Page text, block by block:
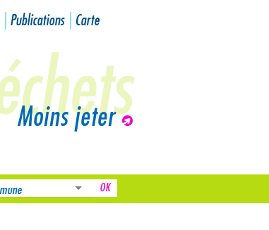
Publications Carte
Moins jeter